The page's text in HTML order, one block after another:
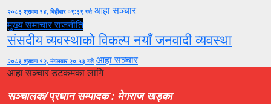
२०८३ श्रावण १४, बिहीबार ०९:३९ गते आहा सञ्चार
मुख्य समाचारराजनीति
संसदीय व्यवस्थाको विकल्प नयाँ जनवादी व्यवस्था
२०८३ श्रावण १२, मंगलवार २०:५३ गते आहा सञ्चार
आहा सञ्चार डटकमका लागि
सञ्चालक/प्रधान सम्पादक : मेगराज खड्का